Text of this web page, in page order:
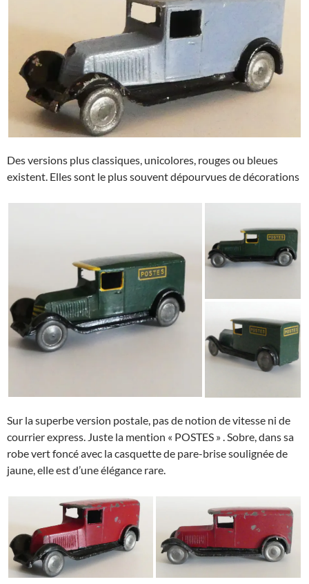
Des versions plus classiques, unicolores, rouges ou bleues
existent. Elles sont le plus souvent dépourvues de décorations
Sur la superbe version postale, pas de notion de vitesse ni de
courrier express. Juste la mention « POSTES » . Sobre, dans sa
robe vert foncé avec la casquette de pare-brise soulignée de
jaune, elle est d’une élégance rare.